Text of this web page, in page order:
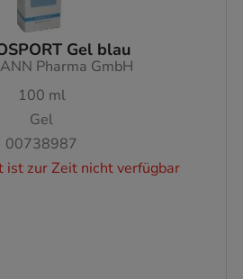
Gel blau
Pharma GmbH
100 ml
Gel
00738987
ist zur Zeit nicht verfügbar